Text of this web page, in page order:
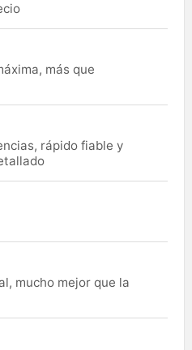
más que
rápido fiable y
mucho mejor que la